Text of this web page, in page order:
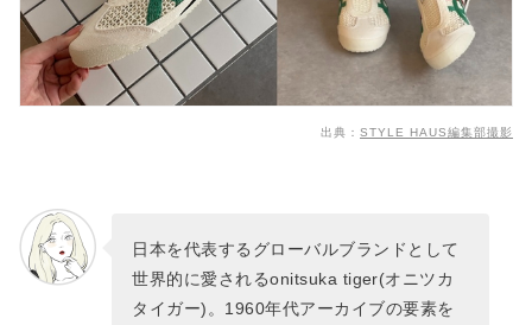
出典： STYLE HAUS編集部撮影
日本を代表するグローバルブランドとして
世界的に愛されるonitsuka tiger(オニツカ
タイガー)。1960年代アーカイブの要素を